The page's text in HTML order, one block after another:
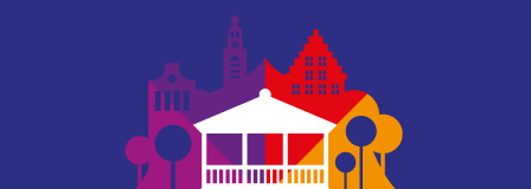
album lukić 9 juli
2017